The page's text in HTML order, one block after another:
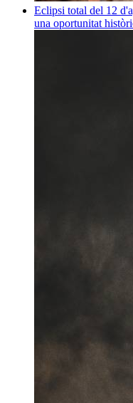
Eclipsi total del 12
una oportunitat